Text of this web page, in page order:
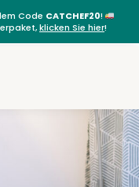
Code CATCHEF20!
klicken Sie hier!